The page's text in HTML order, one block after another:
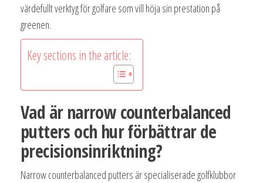
värdefullt verktyg för golfare som vill höja sin prestation på
greenen.
Key sections in the article:
Vad är narrow counterbalanced
putters och hur förbättrar de
precisionsinriktning?
Narrow counterbalanced putters är specialiserade golfklubbor